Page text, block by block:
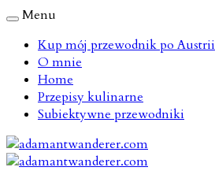
Menu
Kup mój przewodnik po Austrii
O mnie
Home
Przepisy kulinarne
Subiektywne przewodniki